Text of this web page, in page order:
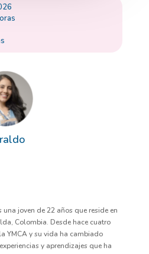
una joven de 22 años que reside en
Colombia. Desde hace cuatro
YMCA y su vida ha cambiado
y aprendizajes que ha